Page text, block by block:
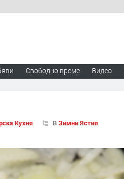
Свободно време Видео
Кухня ВЗимни Ястия